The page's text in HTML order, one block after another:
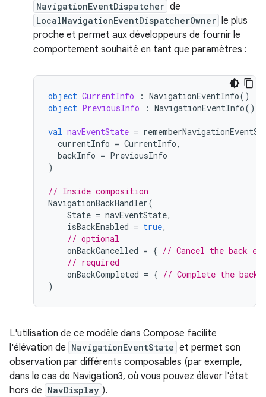
NavigationEventDispatcher de
LocalNavigationEventDispatcherOwner le plus
proche et permet aux développeurs de fournir le
comportement souhaité en tant que paramètres :
object CurrentInfo : NavigationEventInfo()
object PreviousInfo : NavigationEventInfo()
val navEventState =
currentInfo = CurrentInfo,
backInfo = PreviousInfo
)
// Inside composition
NavigationBackHandler(
State = navEventState,
isBackEnabled = true,
// optional
onBackCancelled = { // Cancel the back
// required
onBackCompleted = { // Complete the
)
L'utilisation de ce modèle dans Compose facilite
l'élévation de NavigationEventState et permet son
observation par différents composables (par exemple,
dans le cas de Navigation3, où vous pouvez élever l'état
hors de NavDisplay ).